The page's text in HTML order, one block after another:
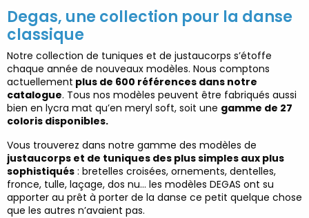
Degas, une collection pour la danse
classique
Notre collection de tuniques et de justaucorps s’étoffe
chaque année de nouveaux modèles. Nous comptons
actuellement plus de 600 références dans notre
catalogue. Tous nos modèles peuvent être fabriqués aussi
bien en lycra mat qu’en meryl soft, soit une gamme de 27
coloris disponibles.
Vous trouverez dans notre gamme des modèles de
justaucorps et de tuniques des plus simples aux plus
sophistiqués : bretelles croisées, ornements, dentelles,
fronce, tulle, laçage, dos nu… les modèles DEGAS ont su
apporter au prêt à porter de la danse ce petit quelque chose
que les autres n’avaient pas.